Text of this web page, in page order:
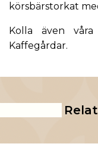
körsbärstorkat
Kolla även
Kaffegårdar.